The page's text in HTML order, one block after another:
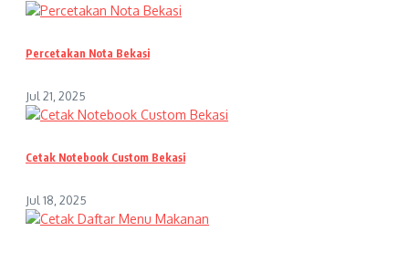
Percetakan Nota Bekasi
Jul 21, 2025
Cetak Notebook Custom Bekasi
Jul 18, 2025